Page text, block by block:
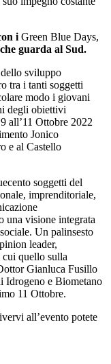
i Green Blue Days,
guarda al Sud.
sviluppo
tra i tanti soggetti
modo i giovani
degli obiettivi
all’11 Ottobre 2022
Jonico
e al Castello
soggetti del
imprenditoriale,
una visione integrata
Un palinsesto
leader,
quello sulla
Gianluca Fusillo
Idrogeno e Biometano
11 Ottobre.
all’evento potete